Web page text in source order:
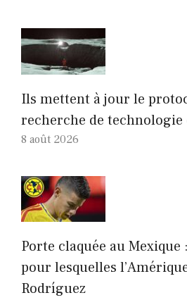
Ils mettent à jour le
recherche de
8 août 2026
Porte claquée au Mexique
pour lesquelles
Rodríguez